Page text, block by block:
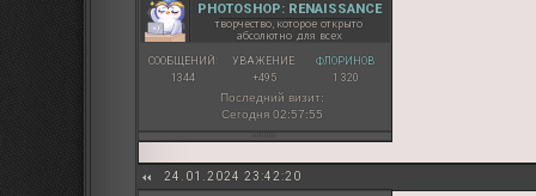
PHOTOSHOP: RENAISSANCE
творчество, которое открыто
абсолютно для всех
СООБЩЕНИЙ:
1344
УВАЖЕНИЕ:
+495
ФЛОРИНОВ:
1 320
Последний визит:
Сегодня 02:57:55
24.01.2024 23:42:20